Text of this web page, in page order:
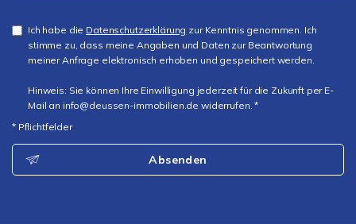
Ich habe die Datenschutzerklärung zur Kenntnis genommen. Ich
stimme zu, dass meine Angaben und Daten zur Beantwortung
meiner Anfrage elektronisch erhoben und gespeichert werden.
Hinweis: Sie können Ihre Einwilligung jederzeit für die Zukunft per E-
Mail an info@deussen-immobilien.de widerrufen. *
* Pflichtfelder
Absenden